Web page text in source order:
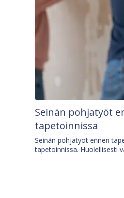
Seinän pohjatyöt
tapetoinnissa
Seinän pohjatyöt ennen
tapetoinnissa. Huolellisesti